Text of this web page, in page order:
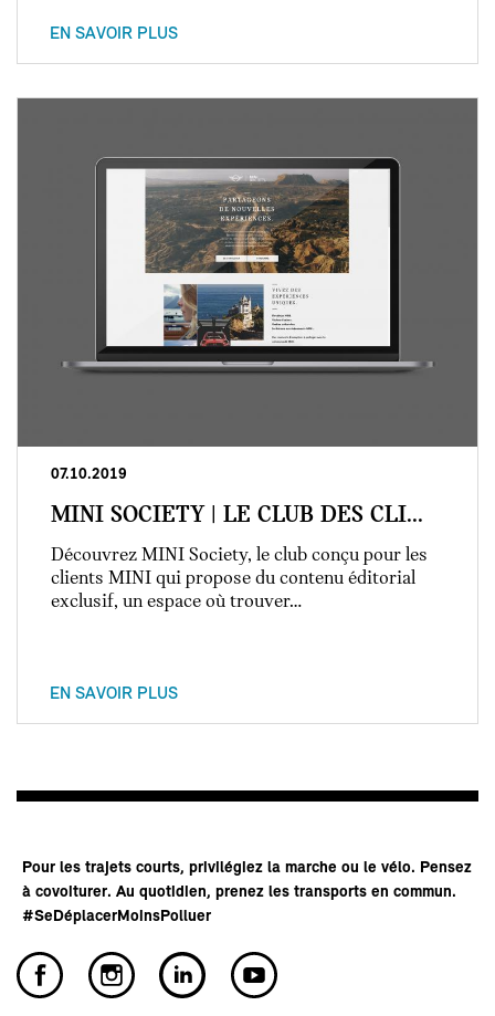
EN SAVOIR PLUS
07.10.2019
MINI SOCIETY | LE CLUB DES CLI...
Découvrez MINI Society, le club conçu pour les
clients MINI qui propose du contenu éditorial
exclusif, un espace où trouver…
EN SAVOIR PLUS
Pour les trajets courts, privilégiez la marche ou le vélo. Pensez
à covoiturer. Au quotidien, prenez les transports en commun.
#SeDéplacerMoinsPolluer